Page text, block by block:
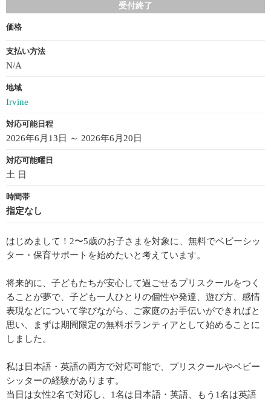
受付終了
価格
支払い方法
N/A
地域
Irvine
対応可能日程
2026年6月13日 ～ 2026年6月20日
対応可能曜日
土 日
時間帯
指定なし
はじめまして！2〜5歳のお子さまを対象に、無料でベビーシッ
ター・保育サポートを始めたいと考えています。
将来的に、子どもたちが安心して過ごせるプリスクールをつく
ることが夢で、子ども一人ひとりの個性や発達、遊び方、感情
表現などについて学びながら、ご家庭のお手伝いができればと
思い、まずは期間限定の無料ボランティアとして始めることに
しました。
私は日本語・英語の両方で対応可能で、プリスクールやベビー
シッターの経験があります。
当日は女性2名で対応し、1名は日本語・英語、もう1名は英語